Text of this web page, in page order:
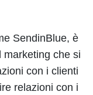
SendinBlue, è
marketing che si
con i clienti
relazioni con i